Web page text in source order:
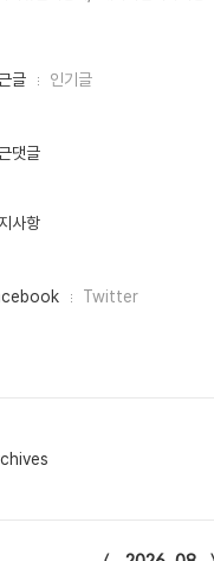
글 인기글
댓글
사항
Twitter